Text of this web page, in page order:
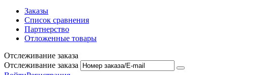
Заказы
Список сравнения
Партнерство
Отложенные товары
Отслеживание заказа
Отслеживание заказа